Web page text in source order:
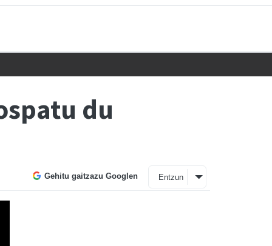
du
Gehitu gaitzazu Googlen Entzun